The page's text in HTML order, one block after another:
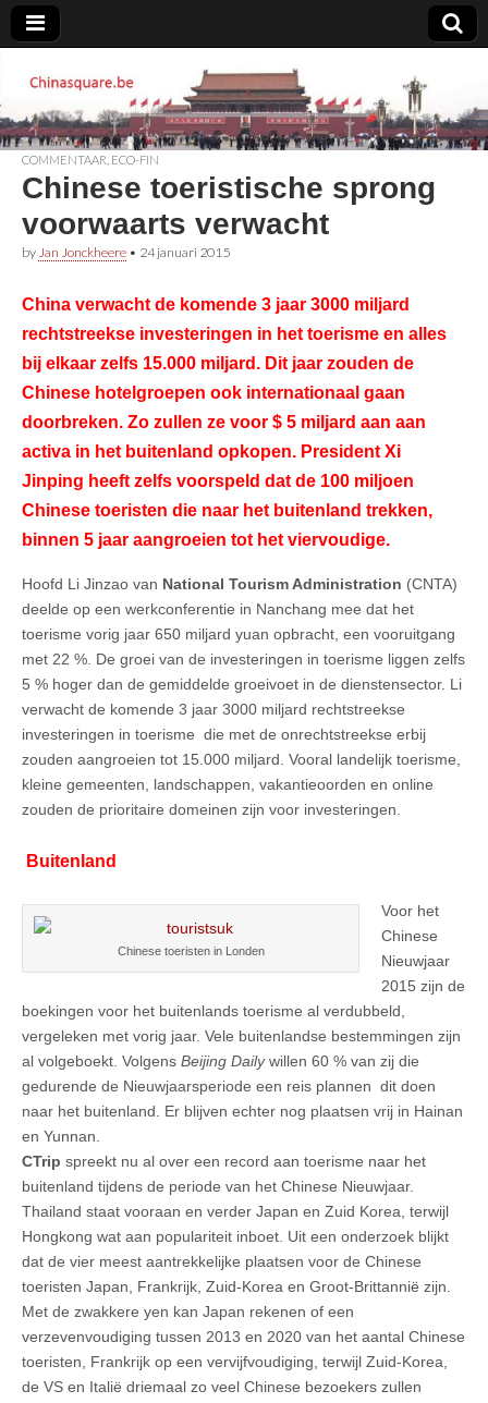
Chinasquare.be
COMMENTAAR ECO-FIN
Chinese toeristische sprong
voorwaarts verwacht
by Jan Jonckheere • 24 januari 2015
China verwacht de komende 3 jaar 3000 miljard
rechtstreekse investeringen in het toerisme en alles
bij elkaar zelfs 15.000 miljard. Dit jaar zouden de
Chinese hotelgroepen ook internationaal gaan
doorbreken. Zo zullen ze voor $ 5 miljard aan aan
activa in het buitenland opkopen. President Xi
Jinping heeft zelfs voorspeld dat de 100 miljoen
Chinese toeristen die naar het buitenland trekken,
binnen 5 jaar aangroeien tot het viervoudige.
Hoofd Li Jinzao van National Tourism Administration (CNTA)
deelde op een werkconferentie in Nanchang mee dat het
toerisme vorig jaar 650 miljard yuan opbracht, een vooruitgang
met 22 %. De groei van de investeringen in toerisme liggen zelfs
5 % hoger dan de gemiddelde groeivoet in de dienstensector. Li
verwacht de komende 3 jaar 3000 miljard rechtstreekse
investeringen in toerisme die met de onrechtstreekse erbij
zouden aangroeien tot 15.000 miljard. Vooral landelijk toerisme,
kleine gemeenten, landschappen, vakantieoorden en online
zouden de prioritaire domeinen zijn voor investeringen.
Buitenland
Chinese toeristen in Londen
Voor het
Chinese
Nieuwjaar
2015 zijn de
boekingen voor het buitenlands toerisme al verdubbeld,
vergeleken met vorig jaar. Vele buitenlandse bestemmingen zijn
al volgeboekt. Volgens Beijing Dailywillen 60 % van zij die
gedurende de Nieuwjaarsperiode een reis plannen dit doen
naar het buitenland. Er blijven echter nog plaatsen vrij in Hainan
en Yunnan.
CTrip spreekt nu al over een record aan toerisme naar het
buitenland tijdens de periode van het Chinese Nieuwjaar.
Thailand staat vooraan en verder Japan en Zuid Korea, terwijl
Hongkong wat aan populariteit inboet. Uit een onderzoek blijkt
dat de vier meest aantrekkelijke plaatsen voor de Chinese
toeristen Japan, Frankrijk, Zuid-Korea en Groot-Brittannië zijn.
Met de zwakkere yen kan Japan rekenen of een
verzevenvoudiging tussen 2013 en 2020 van het aantal Chinese
toeristen, Frankrijk op een vervijfvoudiging, terwijl Zuid-Korea,
de VS en Italië driemaal zo veel Chinese bezoekers zullen